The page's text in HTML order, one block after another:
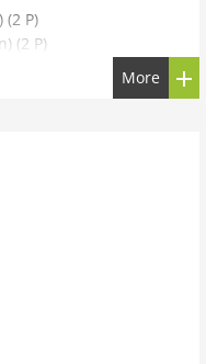
P)
(2 P)
Wasser, Dusche
Terrasse
Terrasse
More